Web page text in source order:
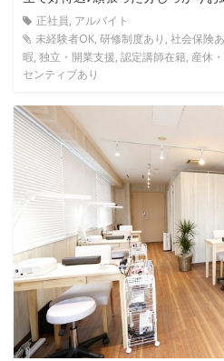
正社員, アルバイト
未経験者OK, 研修制度あり, 社会保険
暇, 独立・開業支援, 認定講師在籍, 産休
センティブあり